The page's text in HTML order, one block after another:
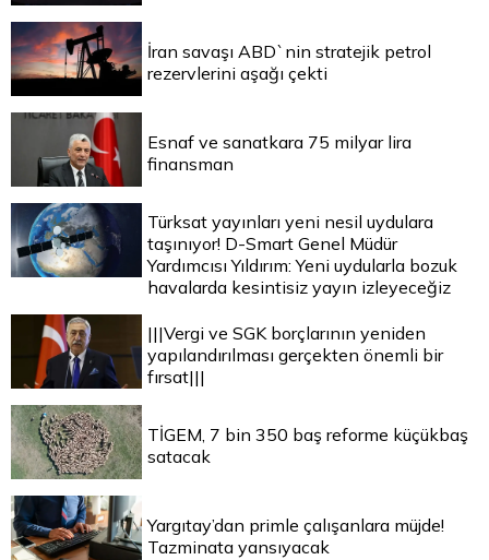
İran savaşı ABD`nin stratejik petrol
rezervlerini aşağı çekti
Esnaf ve sanatkara 75 milyar lira
finansman
Türksat yayınları yeni nesil uydulara
taşınıyor! D-Smart Genel Müdür
Yardımcısı Yıldırım: Yeni uydularla bozuk
havalarda kesintisiz yayın izleyeceğiz
|||Vergi ve SGK borçlarının yeniden
yapılandırılması gerçekten önemli bir
fırsat|||
TİGEM, 7 bin 350 baş reforme küçükbaş
satacak
Yargıtay’dan primle çalışanlara müjde!
Tazminata yansıyacak